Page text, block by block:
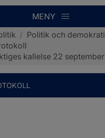
MENY
/ Politik och demokrati
kallelse 22 september